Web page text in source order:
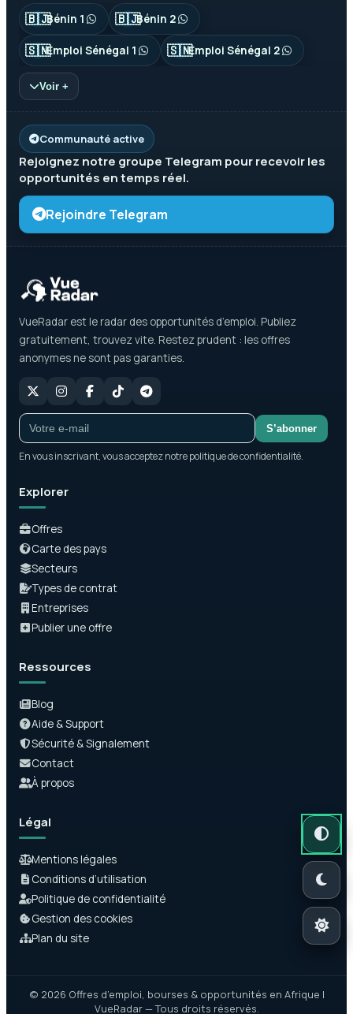
🇧🇯Bénin 1 🇧🇯Bénin 2
🇸🇳Emploi Sénégal 1 🇸🇳Emploi Sénégal 2
Voir +
Communauté active
Rejoignez notre groupe Telegram pour recevoir les
opportunités en temps réel.
Rejoindre Telegram
VueRadar est le radar des opportunités d’emploi. Publiez
gratuitement, trouvez vite. Restez prudent : les offres
anonymes ne sont pas garanties.
S’abonner
En vous inscrivant, vous acceptez notre politique de confidentialité.
Explorer
Offres
Carte des pays
Secteurs
Types de contrat
Entreprises
Publier une offre
Ressources
Blog
Aide & Support
Sécurité & Signalement
Contact
À propos
Légal
Mentions légales
Conditions d’utilisation
Politique de confidentialité
Gestion des cookies
Plan du site
© 2026 Offres d’emploi, bourses & opportunités en Afrique |
VueRadar — Tous droits réservés.
Mode
Mode
Mode clair